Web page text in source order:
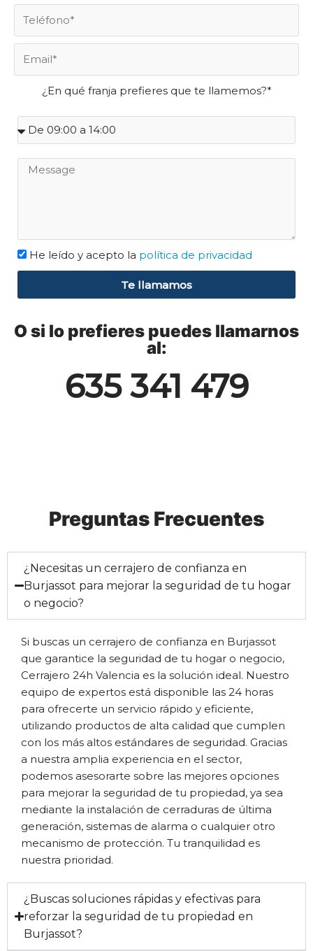
¿En qué franja prefieres que te llamemos?*
He leído y acepto la política de privacidad
Te llamamos
O si lo prefieres puedes llamarnos
al:
635 341 479
Preguntas Frecuentes
¿Necesitas un cerrajero de confianza en
Burjassot para mejorar la seguridad de tu hogar
o negocio?
Si buscas un cerrajero de confianza en Burjassot
que garantice la seguridad de tu hogar o negocio,
Cerrajero 24h Valencia es la solución ideal. Nuestro
equipo de expertos está disponible las 24 horas
para ofrecerte un servicio rápido y eficiente,
utilizando productos de alta calidad que cumplen
con los más altos estándares de seguridad. Gracias
a nuestra amplia experiencia en el sector,
podemos asesorarte sobre las mejores opciones
para mejorar la seguridad de tu propiedad, ya sea
mediante la instalación de cerraduras de última
generación, sistemas de alarma o cualquier otro
mecanismo de protección. Tu tranquilidad es
nuestra prioridad.
¿Buscas soluciones rápidas y efectivas para
reforzar la seguridad de tu propiedad en
Burjassot?